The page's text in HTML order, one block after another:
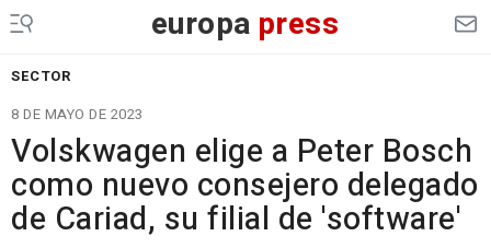
europa press
SECTOR
8 DE MAYO DE 2023
Volskwagen elige a Peter Bosch
como nuevo consejero delegado
de Cariad, su filial de 'software'